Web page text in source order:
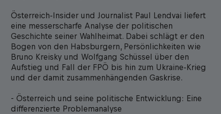
Österreich-Insider und Journalist Paul Lendvai liefert
eine messerscharfe Analyse der politischen
Geschichte seiner Wahlheimat. Dabei schlägt er den
Bogen von den Habsburgern, Persönlichkeiten wie
Bruno Kreisky und Wolfgang Schüssel über den
Aufstieg und Fall der FPÖ bis hin zum Ukraine-Krieg
und der damit zusammenhängenden Gaskrise.
- Österreich und seine politische Entwicklung: Eine
differenzierte Problemanalyse